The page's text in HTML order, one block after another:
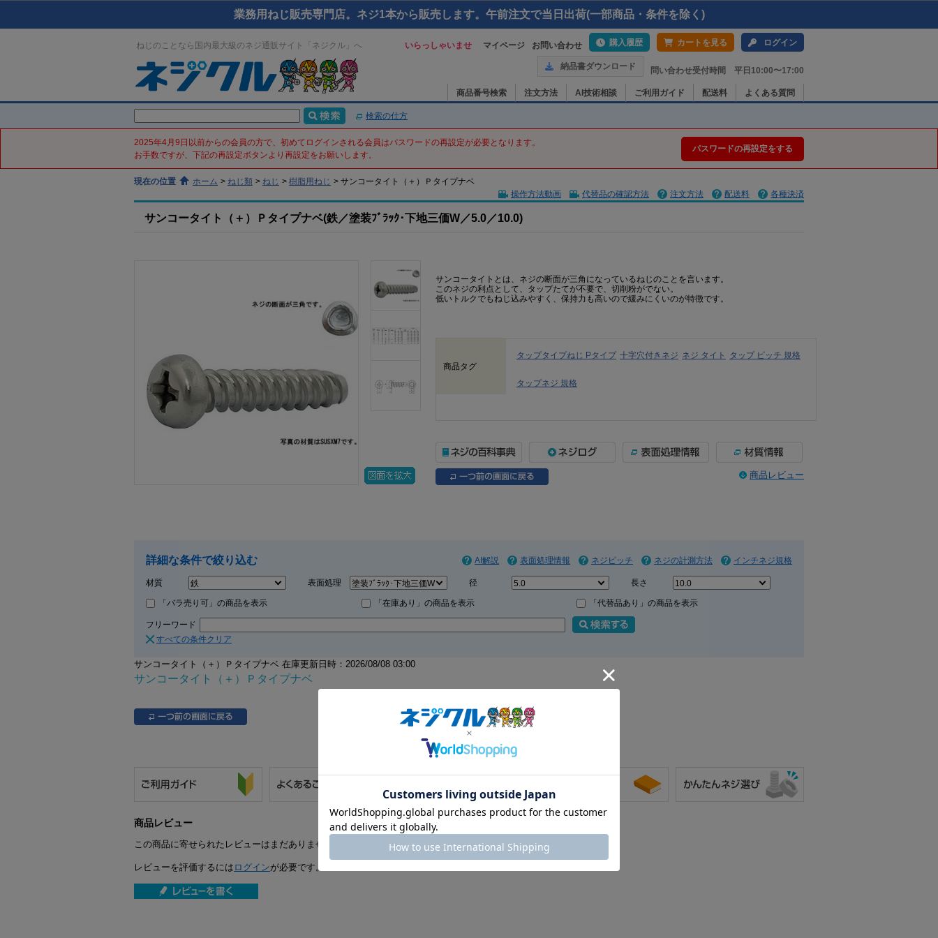
業務用ねじ販売専門店。ネジ1本から販売します。午前注文で当日出荷(一部商品・条件を除く)
ねじのことなら国内最大級のネジ通販サイト「ネジクル」へ いらっしゃいませ マイページ お問い合わせ 購入履歴 カートを見る ログイン
納品書ダウンロード 問い合わせ受付時間 平日10:00〜17:00
商品番号検索 注文方法 AI技術相談 ご利用ガイド 配送料 よくある質問
検索の仕方
2025年4月9日以前からの会員の方で、初めてログインされる会員はパスワードの再設定が必要となります。
お手数ですが、下記の再設定ボタンより再設定をお願いします。
パスワードの再設定をする
現在の位置 ホーム > ねじ類 > ねじ > 樹脂用ねじ > サンコータイト（＋）Ｐタイプナベ
操作方法動画
代替品の確認方法 注文方法 配送料 各種決済
サンコータイト（＋）Ｐタイプナベ(鉄／塗装ﾌﾞﾗｯｸ･下地三価W／5.0／10.0)
サンコータイトとは、ネジの断面が三角になっているねじのことを言います。
このネジの利点として、タップたてが不要で、切削粉がでない。
低いトルクでもねじ込みやすく、保持力も高いので緩みにくいのが特徴です。
商品タグ
タップタイプねじ Pタイプ 十字穴付きネジ ネジ タイト タップ ピッチ 規格
タップネジ 規格
商品レビュー
詳細な条件で絞り込む AI解説 表面処理情報 ネジピッチ ネジの計測方法 インチネジ規格
材質 表面処理 径 長さ
「バラ売り可」の商品を表示 「在庫あり」の商品を表示 「代替品あり」の商品を表示
フリーワード
すべての条件クリア
サンコータイト（＋）Ｐタイプナベ 在庫更新日時：2026/08/08 03:00
サンコータイト（＋）Ｐタイプナベ
商品レビュー
この商品に寄せられたレビューはまだありません。
レビューを評価するには ログインが必要です。